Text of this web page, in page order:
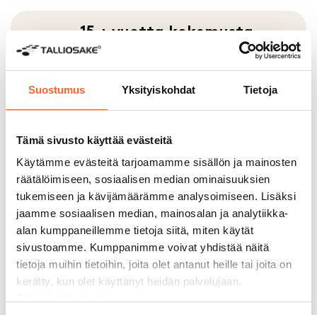
Suostumus Yksityiskohdat Tietoja
Tämä sivusto käyttää evästeitä
Käytämme evästeitä tarjoamamme sisällön ja mainosten
räätälöimiseen, sosiaalisen median ominaisuuksien
tukemiseen ja kävijämäärämme analysoimiseen. Lisäksi
jaamme sosiaalisen median, mainosalan ja analytiikka-
alan kumppaneillemme tietoja siitä, miten käytät
sivustoamme. Kumppanimme voivat yhdistää näitä
tietoja muihin tietoihin, joita olet antanut heille tai joita on
kerätty, kun olet käyttänyt heidän palvelujaan.
15 + vuotta kokemusta
Vankka kokemus takaa toimivat
tilaratkaisut ja kestävät tilat.
Laadukkaat rakennusmateriaalit on
perusteella.
Korkein AAA-
luottoluokitus